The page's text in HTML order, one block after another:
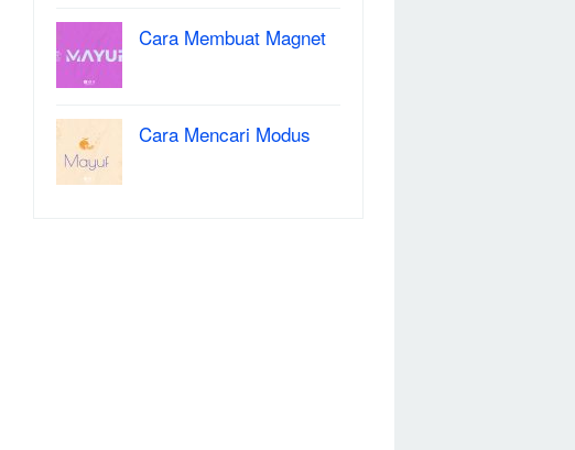
Cara Membuat Magnet
Cara Mencari Modus